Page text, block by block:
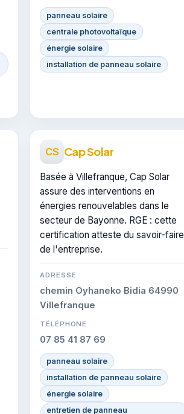
panneau solaire
centrale photovoltaïque
énergie solaire
installation de panneau solaire
CS Cap Solar
Basée à Villefranque, Cap Solar
assure des interventions en
énergies renouvelables dans le
secteur de Bayonne. RGE : cette
certification atteste du savoir-faire
de l'entreprise.
ADRESSE
chemin Oyhaneko Bidia 64990
Villefranque
TÉLÉPHONE
07 85 41 87 69
panneau solaire
installation de panneau solaire
énergie solaire
entretien de panneau